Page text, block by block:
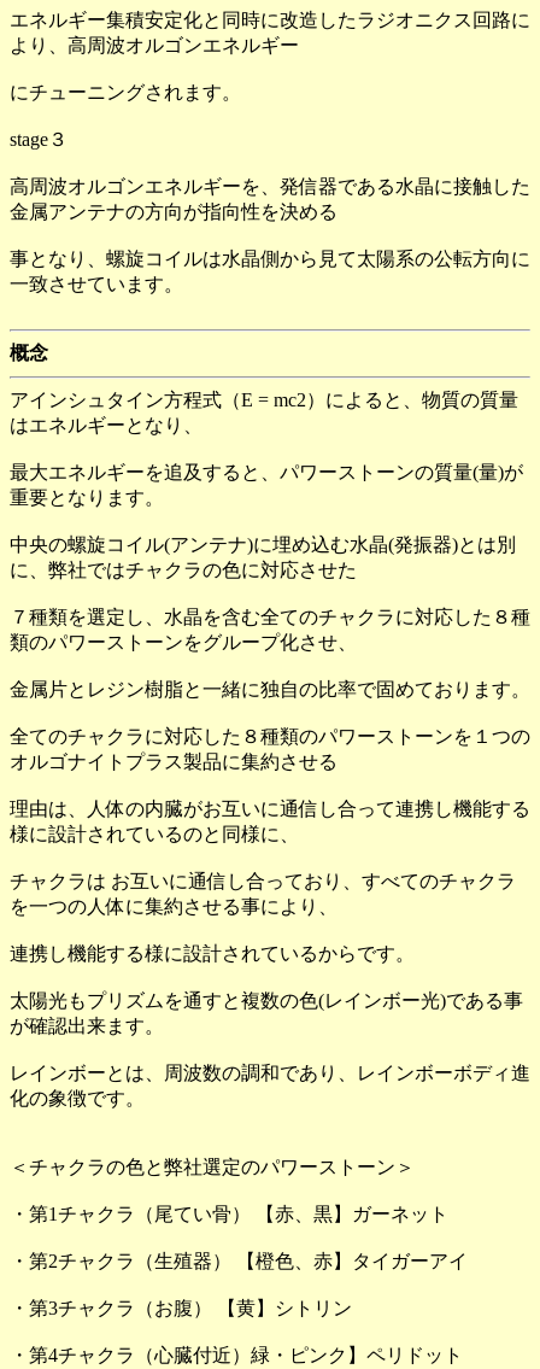
エネルギー集積安定化と同時に改造したラジオニクス回路に
より、高周波オルゴンエネルギー
にチューニングされます。
stage３
高周波オルゴンエネルギーを、発信器である水晶に接触した
金属アンテナの方向が指向性を決める
事となり、螺旋コイルは水晶側から見て太陽系の公転方向に
一致させています。
概念
アインシュタイン方程式（E = mc2）によると、物質の質量
はエネルギーとなり、
最大エネルギーを追及すると、パワーストーンの質量(量)が
重要となります。
中央の螺旋コイル(アンテナ)に埋め込む水晶(発振器)とは別
に、弊社ではチャクラの色に対応させた
７種類を選定し、水晶を含む全てのチャクラに対応した８種
類のパワーストーンをグループ化させ、
金属片とレジン樹脂と一緒に独自の比率で固めております。
全てのチャクラに対応した８種類のパワーストーンを１つの
オルゴナイトプラス製品に集約させる
理由は、人体の内臓がお互いに通信し合って連携し機能する
様に設計されているのと同様に、
チャクラは お互いに通信し合っており、すべてのチャクラ
を一つの人体に集約させる事により、
連携し機能する様に設計されているからです。
太陽光もプリズムを通すと複数の色(レインボー光)である事
が確認出来ます。
レインボーとは、周波数の調和であり、レインボーボディ進
化の象徴です。
＜チャクラの色と弊社選定のパワーストーン＞
・第1チャクラ（尾てい骨） 【赤、黒】ガーネット
・第2チャクラ（生殖器） 【橙色、赤】タイガーアイ
・第3チャクラ（お腹） 【黄】シトリン
・第4チャクラ（心臓付近）緑・ピンク】ペリドット